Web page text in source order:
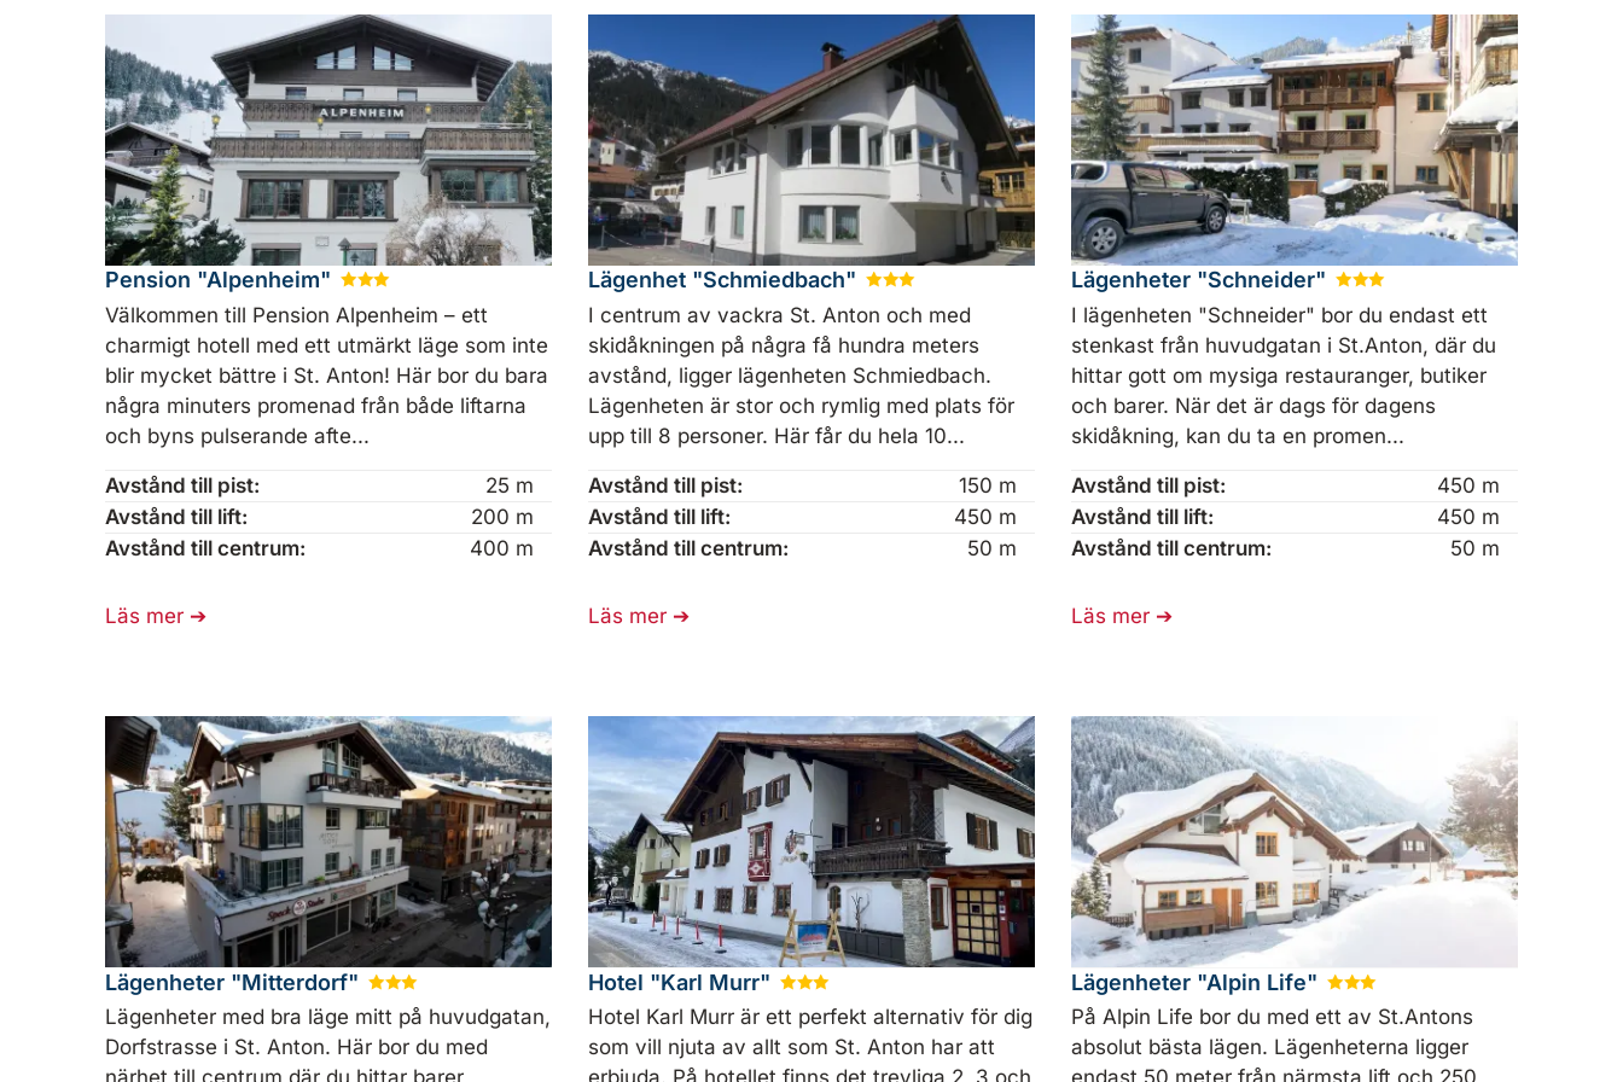
Pension "Alpenheim" ★★
Välkommen till Pension Alpenheim – ett
charmigt hotell med ett utmärkt läge som inte
blir mycket bättre i St. Anton! Här bor du bara
några minuters promenad från både liftarna
och byns pulserande afte...
Avstånd till pist:
25 m
Avstånd till lift:
200 m
Avstånd till centrum:
400 m
Läs mer
Lägenhet "Schmiedbach" ★★
I centrum av vackra St. Anton och med
skidåkningen på några få hundra meters
avstånd, ligger lägenheten Schmiedbach.
Lägenheten är stor och rymlig med plats för
upp till 8 personer. Här får du hela 10...
Avstånd till pist:
150 m
Avstånd till lift:
450 m
Avstånd till centrum:
50 m
Läs mer
Lägenheter "Schneider" ★★
I lägenheten "Schneider" bor du endast ett
stenkast från huvudgatan i St.Anton, där du
hittar gott om mysiga restauranger, butiker
och barer. När det är dags för dagens
skidåkning, kan du ta en promen...
Avstånd till pist:
450 m
Avstånd till lift:
450 m
Avstånd till centrum:
50 m
Läs mer
Lägenheter "Mitterdorf" ★★
Lägenheter med bra läge mitt på huvudgatan,
Dorfstrasse i St. Anton. Här bor du med
Hotel "Karl Murr" ★★
Hotel Karl Murr är ett perfekt alternativ för dig
som vill njuta av allt som St. Anton har att
Lägenheter "Alpin Life" ★★
På Alpin Life bor du med ett av St.Antons
absolut bästa lägen. Lägenheterna ligger